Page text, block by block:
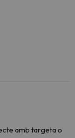
amb targeta o